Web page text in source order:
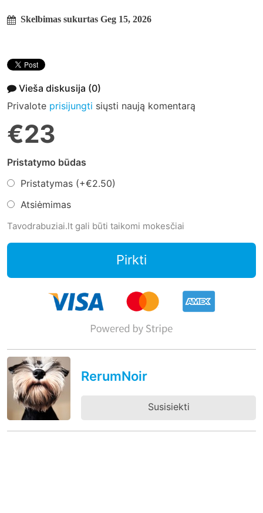
Skelbimas sukurtas Geg 15, 2026
Vieša diskusija (0)
Privalote prisijungti siųsti naują komentarą
€23
Pristatymo būdas
Pristatymas (+€2.50)
Atsiėmimas
Tavodrabuziai.lt gali būti taikomi mokesčiai
Pirkti
RerumNoir
Susisiekti